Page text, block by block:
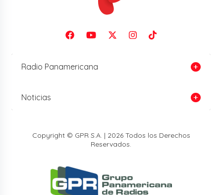
Radio Panamericana
Noticias
Copyright © GPR S.A. | 2026 Todos los Derechos
Reservados.